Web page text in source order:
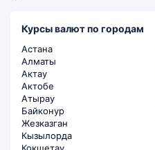
Курсы валют по городам
Астана
Алматы
Актау
Актобе
Атырау
Байконур
Жезказган
Кызылорда
Кокшетау